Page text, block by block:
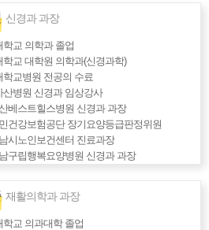
신경과 과장
학교 의학과 졸업
학교 대학원 의학과(신경과학)
학교병원 전공의 수료
산병원 신경과 임상강사
베스트힐스병원 신경과 과장
건강보험공단 장기요양등급판정위원
시노인보건센터 진료과장
구립행복요양병원 신경과 과장
재활의학과 과장
학교 의과대학 졸업